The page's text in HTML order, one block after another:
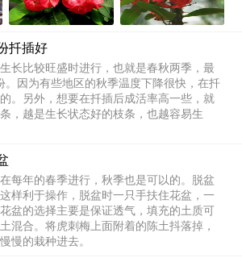
扦插好
长比较旺盛时进行，也就是春秋两季，最
。因为有些地区的秋季温度下降很快，在扦
。另外，想要在扦插后成活率高一些，就
，越是生长状态好的枝条，也越容易生
每年的春季进行，秋季也是可以的。脱盆
样利于操作，脱盆时一只手扶住花盆，一
盆的选择主要是保证透气，填充的土质可
混合。将虎刺梅上面附着的陈土抖落掉，
慢的栽种进去。